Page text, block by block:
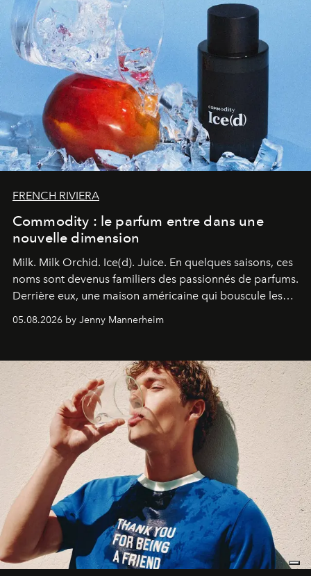
FRENCH RIVIERA
Commodity : le parfum entre dans une
nouvelle dimension
Milk. Milk Orchid. Ice(d). Juice. En quelques saisons, ces
noms sont devenus familiers des passionnés de parfums.
Derrière eux, une maison américaine qui bouscule les
une approche aussi intuitive que personnelle :
05.08.2026 by Jenny Mannerheim